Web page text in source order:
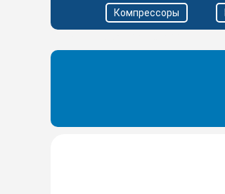
Компрессоры